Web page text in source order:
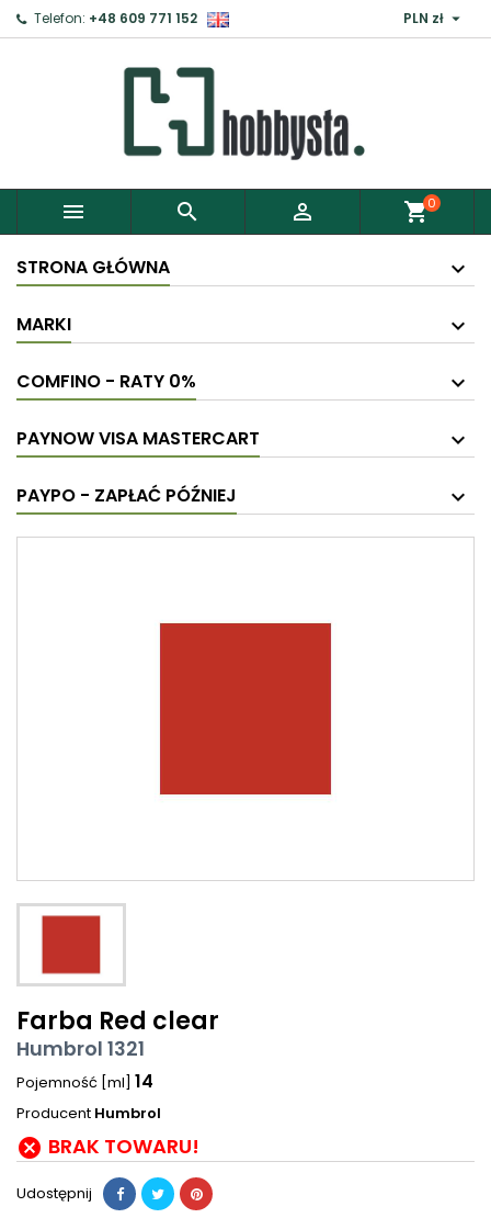
Telefon: +48 609 771 152 PLN zł 
   shopping_cart0
STRONA GŁÓWNA
MARKI
COMFINO - RATY 0%
PAYNOW VISA MASTERCART
PAYPO - ZAPŁAĆ PÓŹNIEJ
Farba Red clear
Humbrol 1321
Pojemność [ml] 14
Producent Humbrol
 BRAK TOWARU!
Udostępnij